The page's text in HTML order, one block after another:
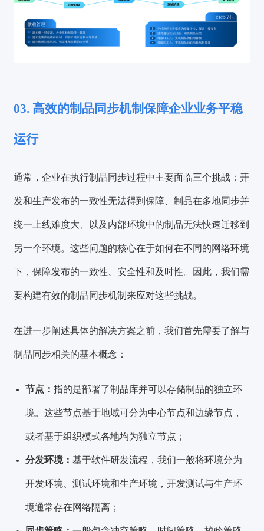
03. 高效的制品同步机制保障企业业务平稳
运行
通常，企业在执行制品同步过程中主要面临三个挑战：开
发和生产发布的一致性无法得到保障、制品在多地同步并
统一上线难度大、以及内部环境中的制品无法快速迁移到
另一个环境。这些问题的核心在于如何在不同的网络环境
下，保障发布的一致性、安全性和及时性。 因此，我们需
要构建有效的制品同步机制来应对这些挑战。
在进一步阐述具体的解决方案之前，我们首先需要了解与
制品同步相关的基本概念：
节点：指的是部署了制品库并可以存储制品的独立环
境。这些节点基于地域可分为中心节点和边缘节点，
或者基于组织模式各地均为独立节点；
分发环境：基于软件研发流程，我们一般将环境分为
开发环境、测试环境和生产环境，开发测试与生产环
境通常存在网络隔离；